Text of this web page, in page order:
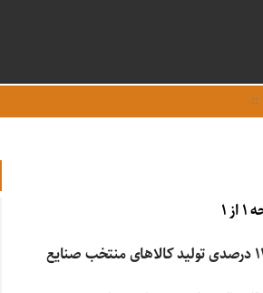
۱
رشد متوسط بیش از ۱۳ درصدی تولید کالاهای منتخب صنایع